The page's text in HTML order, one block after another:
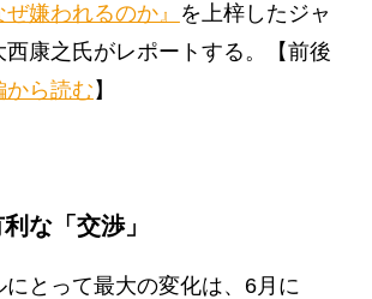
嫌われるのか』
を上梓したジャ
西康之氏がレポートする。【前後
から読む 】
な「交渉」
とって最大の変化は、6月に